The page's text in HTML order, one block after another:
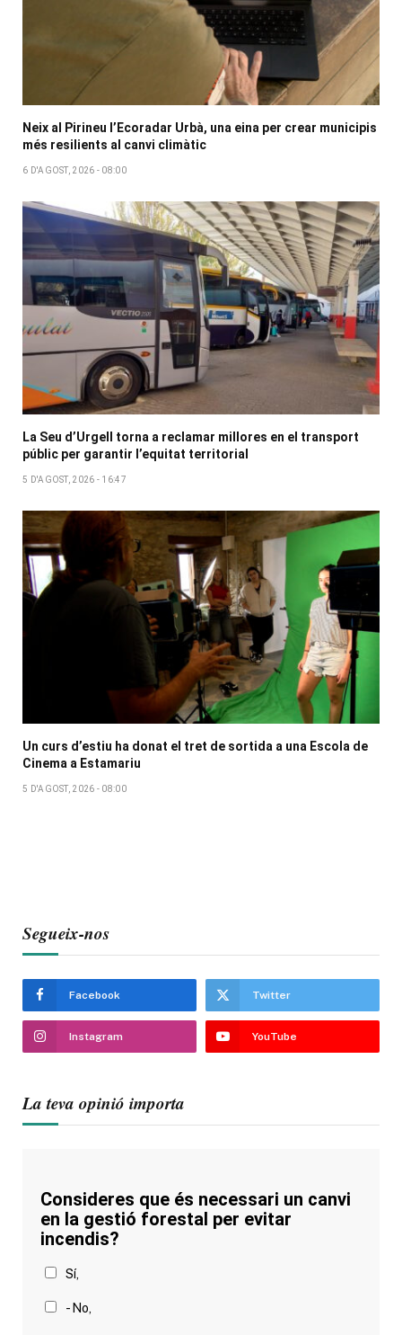
Neix al Pirineu l’Ecoradar Urbà, una eina per crear municipis
més resilients al canvi climàtic
6 D'AGOST, 2026 - 08:00
La Seu d’Urgell torna a reclamar millores en el transport
públic per garantir l’equitat territorial
5 D'AGOST, 2026 - 16:47
Un curs d’estiu ha donat el tret de sortida a una Escola de
Cinema a Estamariu
5 D'AGOST, 2026 - 08:00
Segueix-nos
Facebook Twitter
Instagram YouTube
La teva opinió importa
Consideres que és necessari un canvi
en la gestió forestal per evitar
incendis?
Sí,
- No,